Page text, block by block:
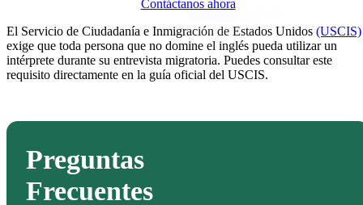
Contáctanos ahora
El Servicio de Ciudadanía e Inmigración de Estados Unidos (USCIS)
exige que toda persona que no domine el inglés pueda utilizar un
intérprete durante su entrevista migratoria. Puedes consultar este
requisito directamente en la guía oficial del USCIS.
Preguntas
Frecuentes